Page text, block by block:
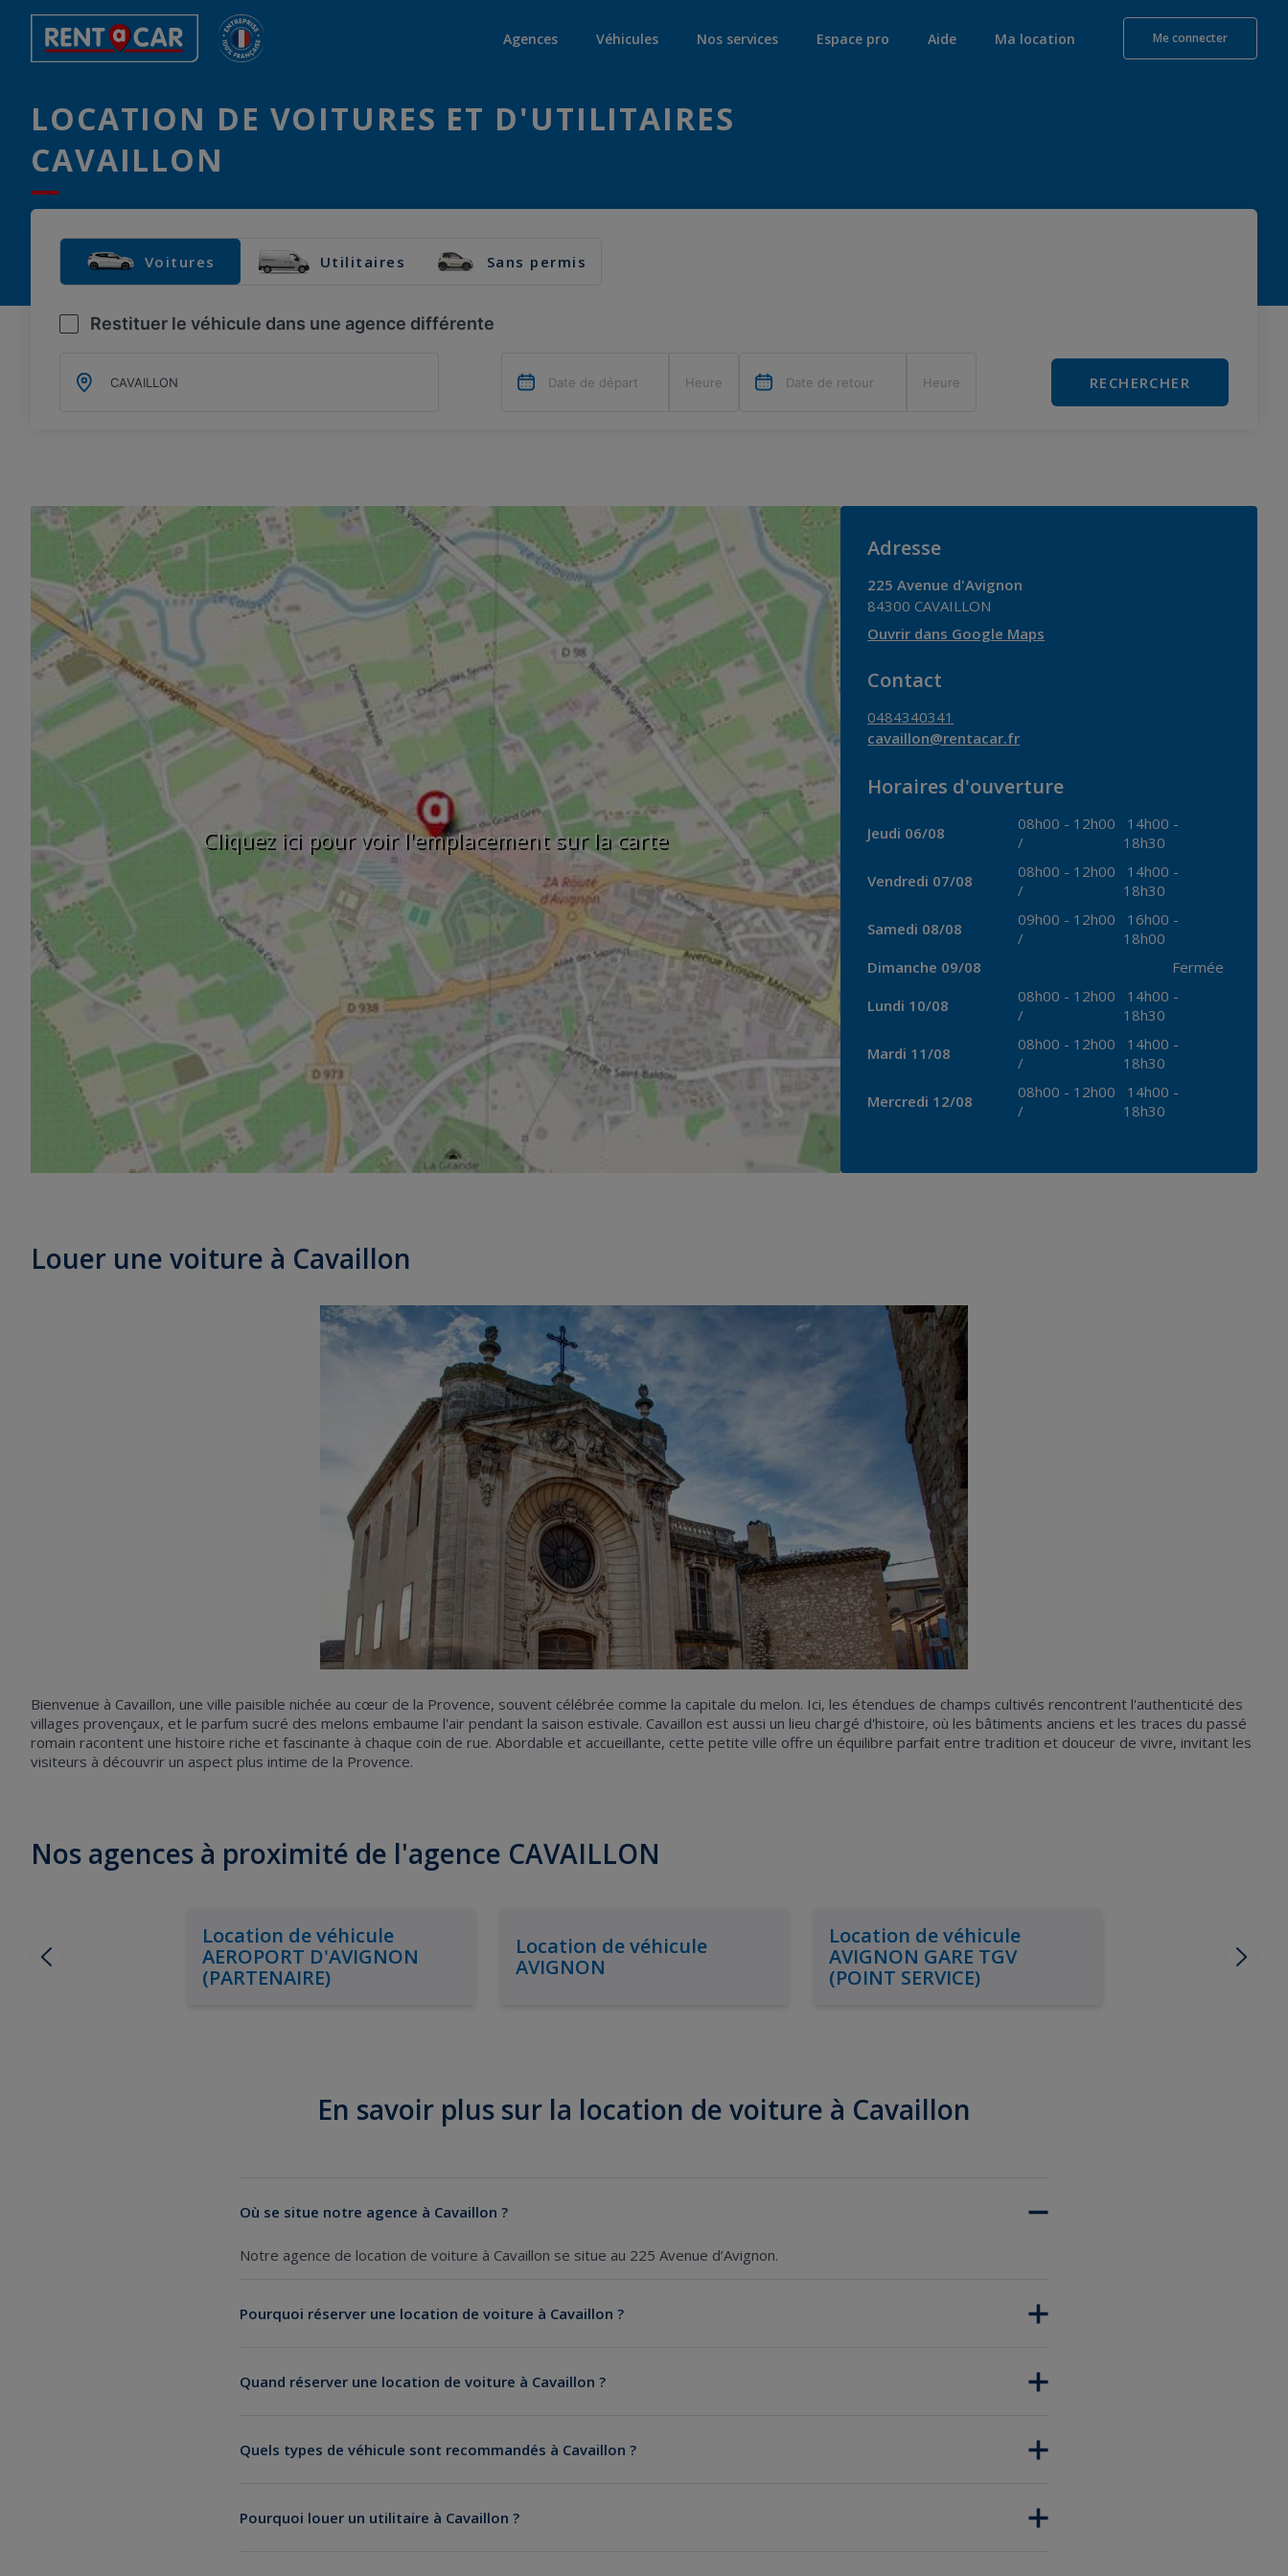
Agences Véhicules Nos services Espace pro Aide Ma location Me connecter
LOCATION DE VOITURES ET D'UTILITAIRES
CAVAILLON
Voitures Utilitaires Sans permis
Restituer le véhicule dans une agence différente
RECHERCHER
Cliquez ici pour voir l'emplacement sur la carte
Adresse
225 Avenue d'Avignon
84300 CAVAILLON
Ouvrir dans Google Maps
Contact
0484340341
cavaillon@rentacar.fr
Horaires d'ouverture
Jeudi 06/08 08h00 - 12h00
/
14h00 -
18h30
Vendredi 07/08
08h00 - 12h00
/
14h00 -
18h30
Samedi 08/08
09h00 - 12h00
/
16h00 -
18h00
Dimanche 09/08
Fermée
Lundi 10/08
08h00 - 12h00
/
14h00 -
18h30
Mardi 11/08
08h00 - 12h00
/
14h00 -
18h30
Mercredi 12/08
08h00 - 12h00
/
14h00 -
18h30
Louer une voiture à Cavaillon
Bienvenue à Cavaillon, une ville paisible nichée au cœur de la Provence, souvent célébrée comme la capitale du melon. Ici, les étendues de champs cultivés rencontrent l'authenticité des
villages provençaux, et le parfum sucré des melons embaume l'air pendant la saison estivale. Cavaillon est aussi un lieu chargé d'histoire, où les bâtiments anciens et les traces du passé
romain racontent une histoire riche et fascinante à chaque coin de rue. Abordable et accueillante, cette petite ville offre un équilibre parfait entre tradition et douceur de vivre, invitant les
visiteurs à découvrir un aspect plus intime de la Provence.
Nos agences à proximité de l'agence CAVAILLON
Location de véhicule
AEROPORT D'AVIGNON
(PARTENAIRE)
Location de véhicule
AVIGNON
Location de véhicule
AVIGNON GARE TGV
(POINT SERVICE)
En savoir plus sur la location de voiture à Cavaillon
Où se situe notre agence à Cavaillon ?
Notre agence de location de voiture à Cavaillon se situe au 225 Avenue d’Avignon.
Pourquoi réserver une location de voiture à Cavaillon ?
Quand réserver une location de voiture à Cavaillon ?
Quels types de véhicule sont recommandés à Cavaillon ?
Pourquoi louer un utilitaire à Cavaillon ?